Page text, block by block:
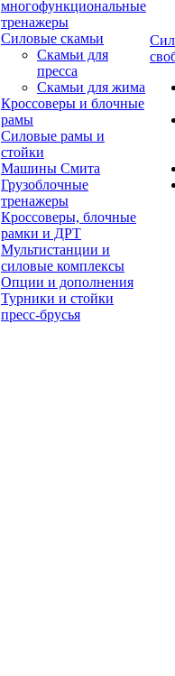
многофункциональные
тренажеры
Силовые скамьи
Скамьи для
пресса
Скамьи для жима
Кроссоверы и блочные
рамы
Силовые рамы и
стойки
Машины Смита
Грузоблочные
тренажеры
Кроссоверы, блочные
рамки и ДРТ
Мультистанции и
силовые комплексы
Опции и дополнения
Турники и стойки
пресс-брусья